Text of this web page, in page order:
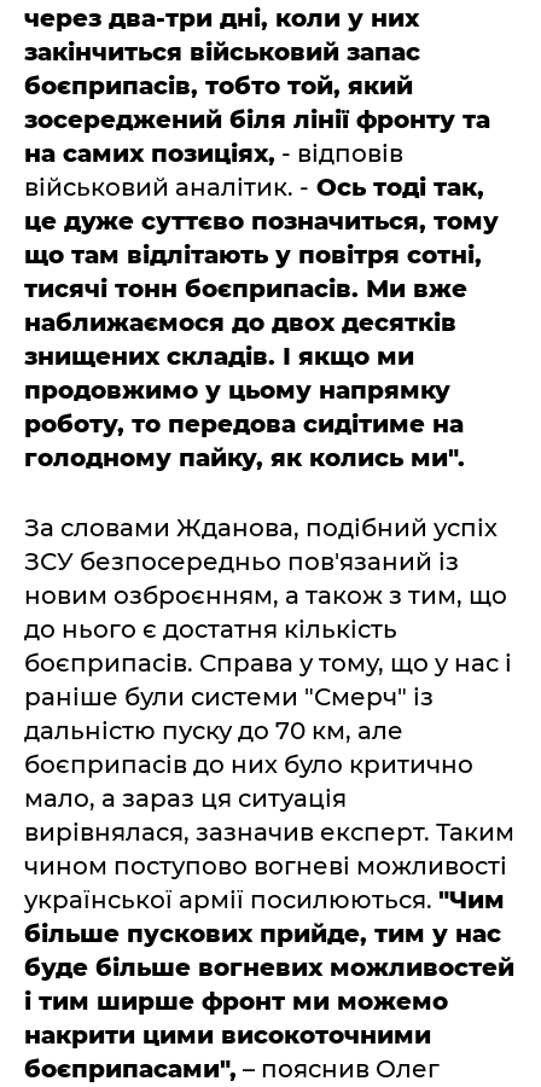
через два-три дні, коли у них
закінчиться військовий запас
боєприпасів, тобто той, який
зосереджений біля лінії фронту та
на самих позиціях, - відповів
військовий аналітик. - Ось тоді так,
це дуже суттєво позначиться, тому
що там відлітають у повітря сотні,
тисячі тонн боєприпасів. Ми вже
наближаємося до двох десятків
знищених складів. І якщо ми
продовжимо у цьому напрямку
роботу, то передова сидітиме на
голодному пайку, як колись ми".
За словами Жданова, подібний успіх
ЗСУ безпосередньо пов'язаний із
новим озброєнням, а також з тим, що
до нього є достатня кількість
боєприпасів. Справа у тому, що у нас і
раніше були системи "Смерч" із
дальністю пуску до 70 км, але
боєприпасів до них було критично
мало, а зараз ця ситуація
вирівнялася, зазначив експерт. Таким
чином поступово вогневі можливості
української армії посилюються. "Чим
більше пускових прийде, тим у нас
буде більше вогневих можливостей
і тим ширше фронт ми можемо
накрити цими високоточними
боєприпасами", – пояснив Олег